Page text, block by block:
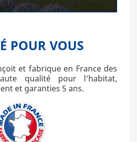
POUR VOUS
et fabrique en France des
qualité pour l'habitat,
et garanties 5 ans.